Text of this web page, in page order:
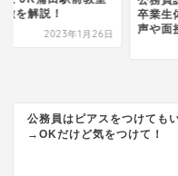
徴を解説！
2023年1月26日
卒業生
声や面
公務員はピアスをつけても
→OKだけど気をつけて！